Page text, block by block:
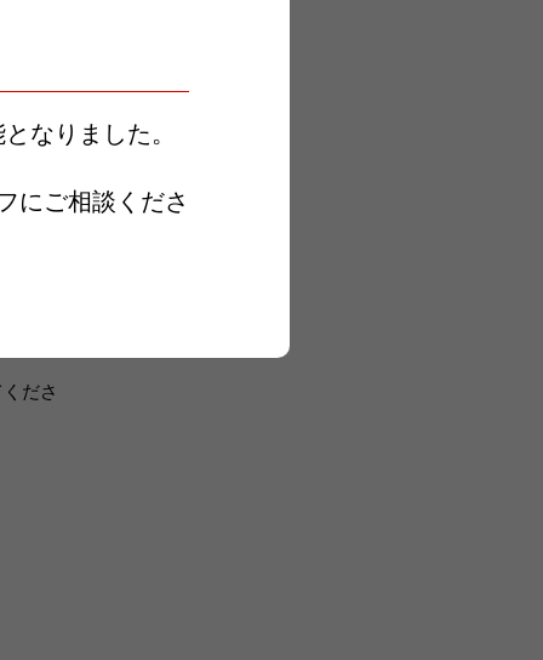
なりました。
にご相談くださ
ださ